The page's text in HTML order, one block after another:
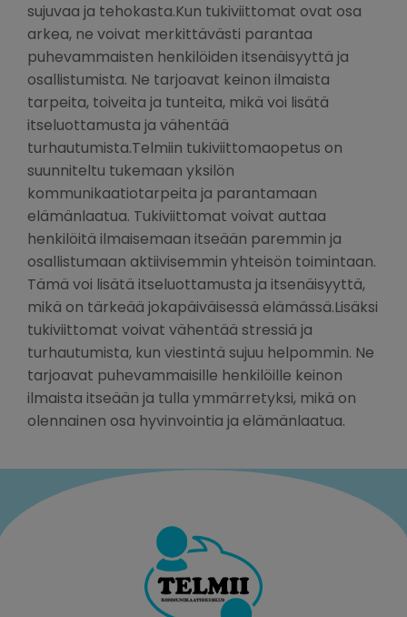
sujuvaa ja tehokasta.Kun tukiviittomat ovat osa
arkea, ne voivat merkittävästi parantaa
puhevammaisten henkilöiden itsenäisyyttä ja
osallistumista. Ne tarjoavat keinon ilmaista
tarpeita, toiveita ja tunteita, mikä voi lisätä
itseluottamusta ja vähentää
turhautumista.Telmiin tukiviittomaopetus on
suunniteltu tukemaan yksilön
kommunikaatiotarpeita ja parantamaan
elämänlaatua. Tukiviittomat voivat auttaa
henkilöitä ilmaisemaan itseään paremmin ja
osallistumaan aktiivisemmin yhteisön toimintaan.
Tämä voi lisätä itseluottamusta ja itsenäisyyttä,
mikä on tärkeää jokapäiväisessä elämässä.Lisäksi
tukiviittomat voivat vähentää stressiä ja
turhautumista, kun viestintä sujuu helpommin. Ne
tarjoavat puhevammaisille henkilöille keinon
ilmaista itseään ja tulla ymmärretyksi, mikä on
olennainen osa hyvinvointia ja elämänlaatua.